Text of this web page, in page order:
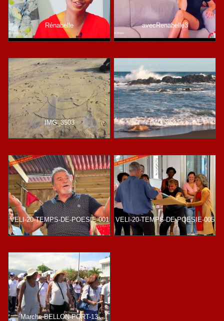
Rénabelle avecRenabelle3
IMG_3503 IMG_3511
VELI-20-TEMPS-DE-POESIE-001 VELI-20-TEMPS-DE-POESIE-005
Marche-BELLON-PORT-13